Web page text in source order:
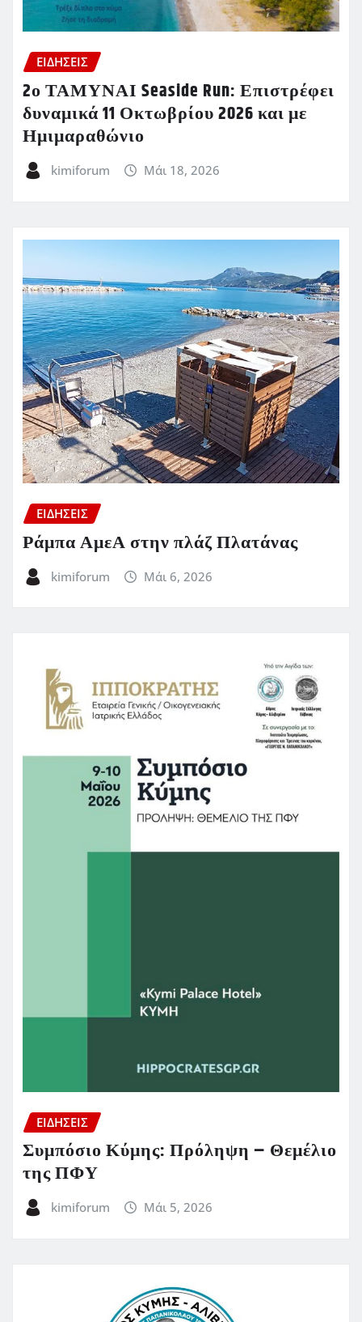
ΕΙΔΗΣΕΙΣ
2ο ΤΑΜΥΝΑΙ Seaside Run: Επιστρέφει
δυναμικά 11 Οκτωβρίου 2026 και με
Ημιμαραθώνιο
kimiforum Μάι 18, 2026
ΕΙΔΗΣΕΙΣ
Ράμπα ΑμεΑ στην πλάζ Πλατάνας
kimiforum Μάι 6, 2026
ΕΙΔΗΣΕΙΣ
Συμπόσιο Κύμης: Πρόληψη – Θεμέλιο
της ΠΦΥ
kimiforum Μάι 5, 2026